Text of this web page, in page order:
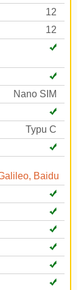
12
12
Nano SIM
Typu C
Baidu